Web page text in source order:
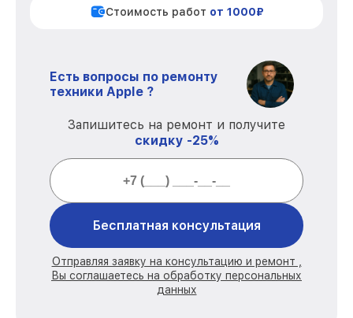
Стоимость работ от 1000₽
Есть вопросы по ремонту
техники Apple ?
Запишитесь на ремонт и получите
скидку -25%
Бесплатная консультация
Отправляя заявку на консультацию и ремонт ,
Вы соглашаетесь на обработку персональных
данных